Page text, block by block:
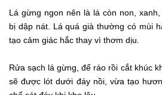
Lá gừng ngon nên là lá còn non,
bị dập nát. Lá quá già thường có mùi
tạo cảm giác hắc thay vì thơm dịu.
Rửa sạch lá gừng, để ráo rồi cắt khúc
sẽ được lót dưới đáy nồi, vừa tạo